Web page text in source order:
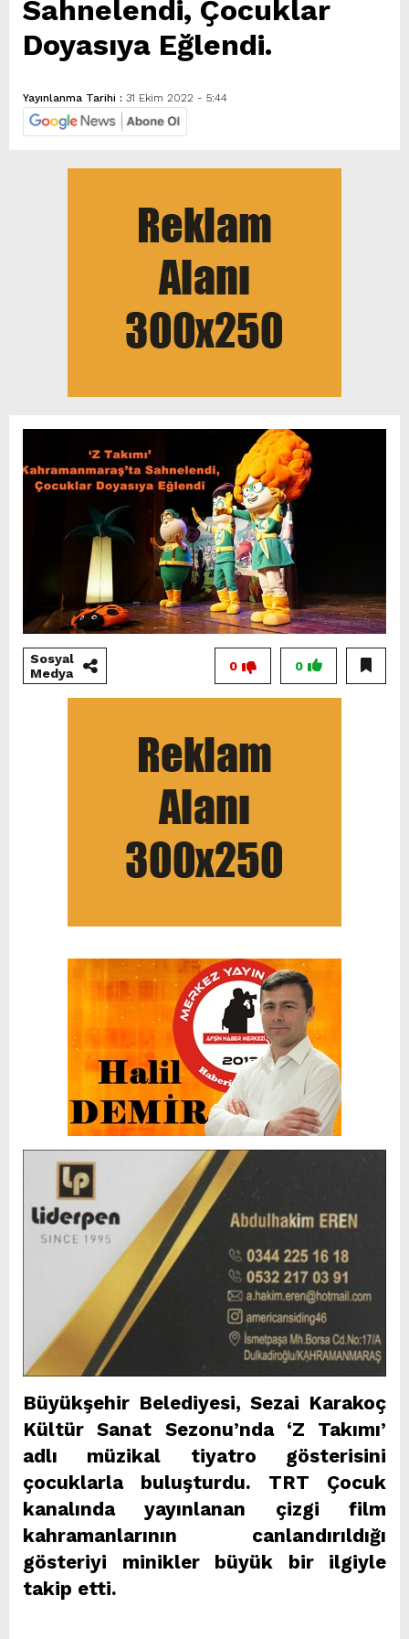
Sahnelendi, Çocuklar
Doyasıya Eğlendi.
Yayınlanma Tarihi : 31 Ekim 2022 - 5:44
Sosyal
Medya
0
0
Büyükşehir Belediyesi, Sezai Karakoç
Kültür Sanat Sezonu’nda ‘Z Takımı’
adlı müzikal tiyatro gösterisini
çocuklarla buluşturdu. TRT Çocuk
kanalında yayınlanan çizgi film
kahramanlarının canlandırıldığı
gösteriyi minikler büyük bir ilgiyle
takip etti.